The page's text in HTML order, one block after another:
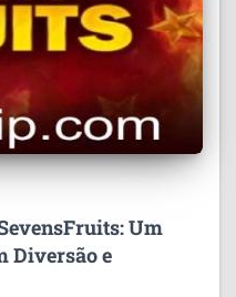
Um
Diversão e